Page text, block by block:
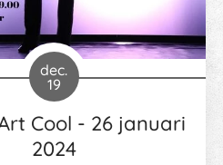
dec.
19
Cool - 26 januari
2024